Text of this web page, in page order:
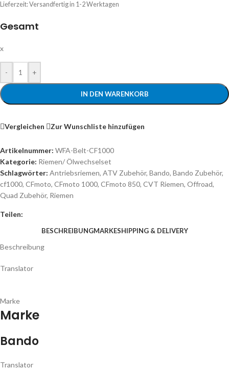
Lieferzeit:Versandfertig in 1-2 Werktagen
Gesamt
x
- +
IN DEN WARENKORB
Vergleichen Zur Wunschliste hinzufügen
Artikelnummer: WFA-Belt-CF1000
Kategorie: Riemen/ Ölwechselset
Schlagwörter: Antriebsriemen, ATV Zubehör, Bando, Bando Zubehör,
cf1000, CFmoto, CFmoto 1000, CFmoto 850, CVT Riemen, Offroad,
Quad Zubehör, Riemen
Teilen:
BESCHREIBUNGMARKESHIPPING & DELIVERY
Beschreibung
Translator
Marke
Marke
Bando
Translator